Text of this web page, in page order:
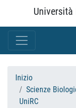
Università
Inizio
Scienze
UniRC